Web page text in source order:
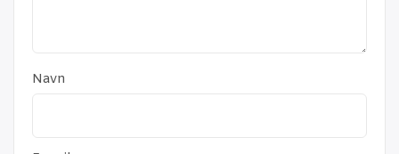
Navn